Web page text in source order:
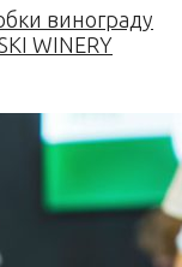
винограду
WINERY